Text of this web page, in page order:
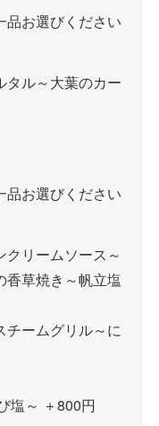
品お選びください
タル～大葉のカー
品お選びください
クリームソース～
香草焼き～帆立塩
ームグリル～に
塩～ ＋800円